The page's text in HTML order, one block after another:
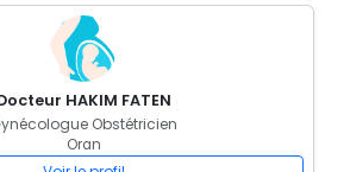
HAKIM FATEN
Obstétricien
Oran